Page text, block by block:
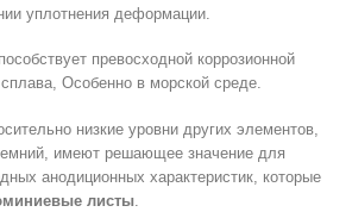
уплотнения деформации.
превосходной коррозионной
Особенно в морской среде.
низкие уровни других элементов,
имеют решающее значение для
анодиционных характеристик, которые
листы.